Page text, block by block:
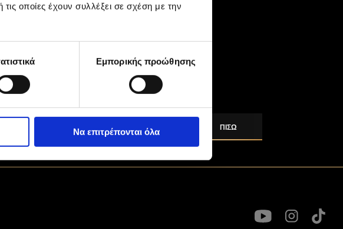
οποίες έχουν συλλέξει σε σχέση με την
Εμπορικής προώθησης
Να επιτρέπονται όλα ΠΊΣΩ